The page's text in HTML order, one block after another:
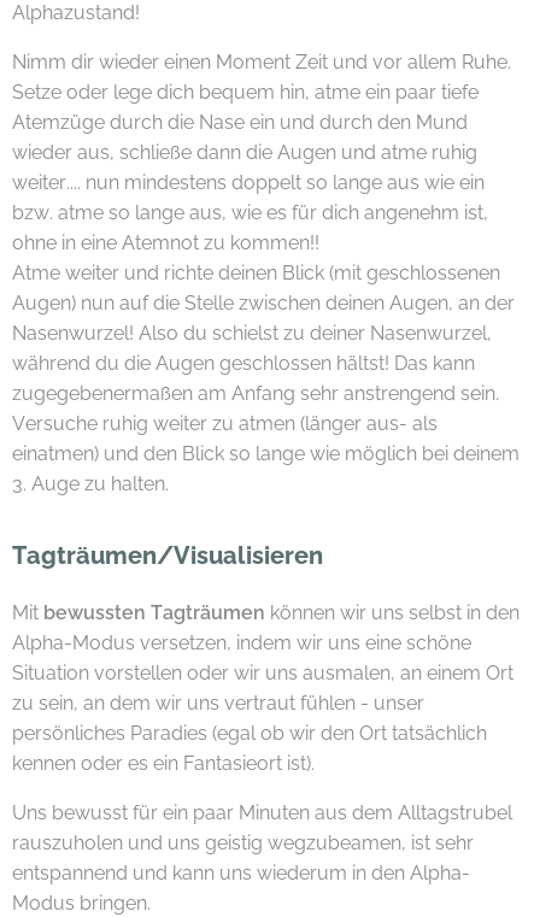
Alphazustand!
Nimm dir wieder einen Moment Zeit und vor allem Ruhe.
Setze oder lege dich bequem hin, atme ein paar tiefe
Atemzüge durch die Nase ein und durch den Mund
wieder aus, schließe dann die Augen und atme ruhig
weiter.... nun mindestens doppelt so lange aus wie ein
bzw. atme so lange aus, wie es für dich angenehm ist,
ohne in eine Atemnot zu kommen!!
Atme weiter und richte deinen Blick (mit geschlossenen
Augen) nun auf die Stelle zwischen deinen Augen, an der
Nasenwurzel! Also du schielst zu deiner Nasenwurzel,
während du die Augen geschlossen hältst! Das kann
zugegebenermaßen am Anfang sehr anstrengend sein.
Versuche ruhig weiter zu atmen (länger aus- als
einatmen) und den Blick so lange wie möglich bei deinem
3. Auge zu halten.
Tagträumen/Visualisieren
Mit bewussten Tagträumen können wir uns selbst in den
Alpha-Modus versetzen, indem wir uns eine schöne
Situation vorstellen oder wir uns ausmalen, an einem Ort
zu sein, an dem wir uns vertraut fühlen - unser
persönliches Paradies (egal ob wir den Ort tatsächlich
kennen oder es ein Fantasieort ist).
Uns bewusst für ein paar Minuten aus dem Alltagstrubel
rauszuholen und uns geistig wegzubeamen, ist sehr
entspannend und kann uns wiederum in den Alpha-
Modus bringen.